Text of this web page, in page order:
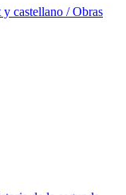
castellano / Obras